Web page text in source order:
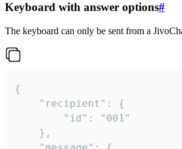
Keyboard with answer options#
The keyboard can only be sent from a
{